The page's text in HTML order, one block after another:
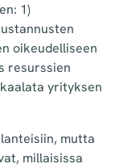
1)
oikeudelliseen
resurssien
yrityksen
mutta
millaisissa